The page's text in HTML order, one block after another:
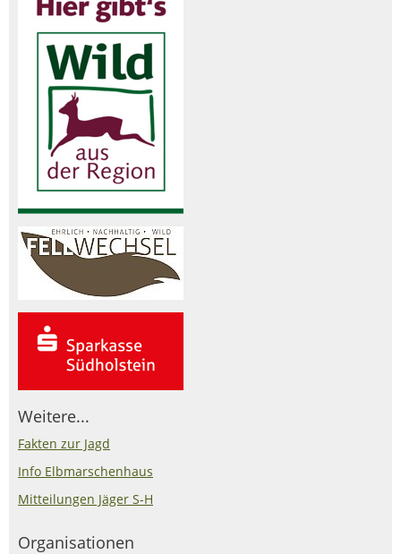
Weitere...
Fakten zur Jagd
Info Elbmarschenhaus
Mitteilungen Jäger S-H
Organisationen